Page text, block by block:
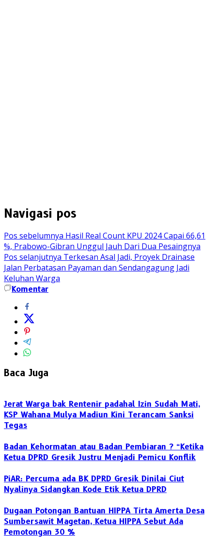
Navigasi pos
Pos sebelumnya Hasil Real Count KPU 2024 Capai 66,61
%, Prabowo-Gibran Unggul Jauh Dari Dua Pesaingnya
Pos selanjutnya Terkesan Asal Jadi, Proyek Drainase
Jalan Perbatasan Payaman dan Sendangagung Jadi
Keluhan Warga
Komentar
Baca Juga
Jerat Warga bak Rentenir padahal Izin Sudah Mati,
KSP Wahana Mulya Madiun Kini Terancam Sanksi
Tegas
Badan Kehormatan atau Badan Pembiaran ? “Ketika
Ketua DPRD Gresik Justru Menjadi Pemicu Konflik
PiAR: Percuma ada BK DPRD Gresik Dinilai Ciut
Nyalinya Sidangkan Kode Etik Ketua DPRD
Dugaan Potongan Bantuan HIPPA Tirta Amerta Desa
Sumbersawit Magetan, Ketua HIPPA Sebut Ada
Pemotongan 30 %